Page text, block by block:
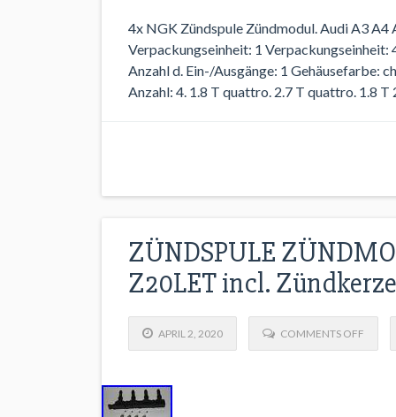
4x NGK Zündspule Zündmodul. Audi A3 A4
Verpackungseinheit: 1
Anzahl d. Ein-/Ausgänge: 1 Gehäusefarbe:
Anzahl: 4. 1.8 T quattro. 2.7 T quattro. 1.8 T
ZÜNDSPULE
Z20LET incl.
APRIL 2, 2020 COMMENTS OFF